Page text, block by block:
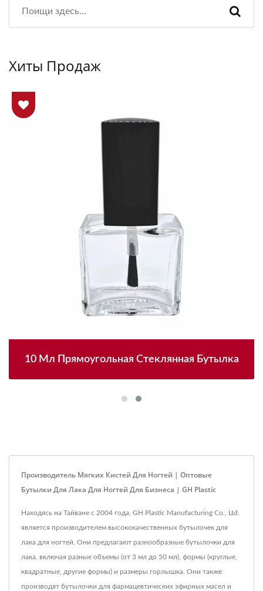
Хиты Продаж
10 Мл Прямоугольная Стеклянная Бутылка
Производитель Мягких Кистей Для Ногтей | Оптовые
Бутылки Для Лака Для Ногтей Для Бизнеса | GH Plastic
Находясь на Тайване с 2004 года, GH Plastic Manufacturing Co., Ltd.
является производителем высококачественных бутылочек для
лака для ногтей. Они предлагают разнообразные бутылочки для
лака, включая разные объемы (от 3 мл до 50 мл), формы (круглые,
квадратные, другие формы) и размеры горлышка. Они также
производят бутылочки для фармацевтических эфирных масел и